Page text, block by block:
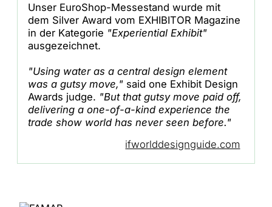
Unser EuroShop-Messestand wurde mit
dem Silver Award vom EXHIBITOR Magazine
in der Kategorie "Experiential Exhibit"
ausgezeichnet.
"Using water as a central design element
was a gutsy move," said one Exhibit Design
Awards judge. "But that gutsy move paid off,
delivering a one-of-a-kind experience the
trade show world has never seen before."
ifworlddesignguide.com